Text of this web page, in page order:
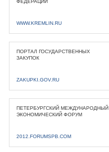
ФЕДЕРАЦИИ
WWW.KREMLIN.RU
ПОРТАЛ ГОСУДАРСТВЕННЫХ
ЗАКУПОК
ZAKUPKI.GOV.RU
ПЕТЕРБУРГСКИЙ МЕЖДУНАРОДНЫЙ
ЭКОНОМИЧЕСКИЙ ФОРУМ
2012.FORUMSPB.COM